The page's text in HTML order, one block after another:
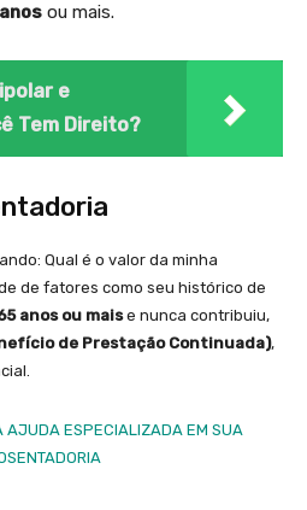
ou mais.
e
Tem Direito?
Qual é o valor da minha
de fatores como seu histórico de
anos ou maise nunca contribuiu,
de Prestação Continuada),
AJUDA ESPECIALIZADA EM SUA